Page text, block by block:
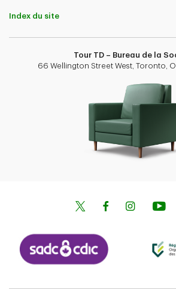
Index du site
Tour TD – Bureau de la
66 Wellington Street West, Toronto,